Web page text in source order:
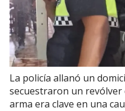
La policía allanó un
secuestraron un revólver
arma era clave en una